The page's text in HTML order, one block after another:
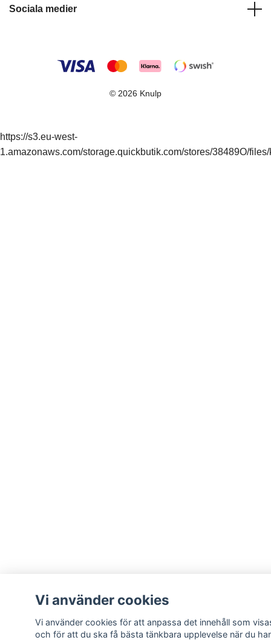
Sociala medier
© 2026 Knulp
https://s3.eu-west-
1.amazonaws.com/storage.quickbutik.com/stores/38489O/
Vi använder cookies
Vi använder cookies för att anpassa det innehåll som
och för att du ska få bästa tänkbara upplevelse när du